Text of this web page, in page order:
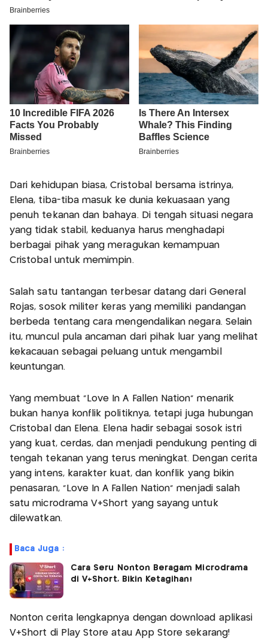
Dari kehidupan biasa, Cristobal bersama istrinya,
Elena, tiba-tiba masuk ke dunia kekuasaan yang
penuh tekanan dan bahaya. Di tengah situasi negara
yang tidak stabil, keduanya harus menghadapi
berbagai pihak yang meragukan kemampuan
Cristobal untuk memimpin.
Salah satu tantangan terbesar datang dari General
Rojas, sosok militer keras yang memiliki pandangan
berbeda tentang cara mengendalikan negara. Selain
itu, muncul pula ancaman dari pihak luar yang melihat
kekacauan sebagai peluang untuk mengambil
keuntungan.
Yang membuat “Love In A Fallen Nation” menarik
bukan hanya konflik politiknya, tetapi juga hubungan
Cristobal dan Elena. Elena hadir sebagai sosok istri
yang kuat, cerdas, dan menjadi pendukung penting di
tengah tekanan yang terus meningkat. Dengan cerita
yang intens, karakter kuat, dan konflik yang bikin
penasaran, “Love In A Fallen Nation” menjadi salah
satu microdrama V+Short yang sayang untuk
dilewatkan.
Baca Juga :
Cara Seru Nonton Beragam Microdrama
di V+Short, Bikin Ketagihan!
Nonton cerita lengkapnya dengan download aplikasi
V+Short di Play Store atau App Store sekarang!